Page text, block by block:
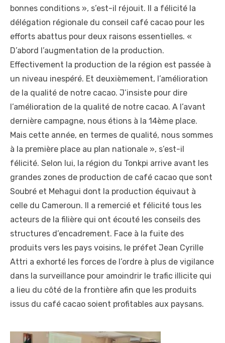
bonnes conditions », s’est-il réjouit. Il a félicité la
délégation régionale du conseil café cacao pour les
efforts abattus pour deux raisons essentielles. «
D’abord l’augmentation de la production.
Effectivement la production de la région est passée à
un niveau inespéré. Et deuxièmement, l’amélioration
de la qualité de notre cacao. J’insiste pour dire
l’amélioration de la qualité de notre cacao. A l’avant
dernière campagne, nous étions à la 14ème place.
Mais cette année, en termes de qualité, nous sommes
à la première place au plan nationale », s’est-il
félicité. Selon lui, la région du Tonkpi arrive avant les
grandes zones de production de café cacao que sont
Soubré et Mehagui dont la production équivaut à
celle du Cameroun. Il a remercié et félicité tous les
acteurs de la filière qui ont écouté les conseils des
structures d’encadrement. Face à la fuite des
produits vers les pays voisins, le préfet Jean Cyrille
Attri a exhorté les forces de l’ordre à plus de vigilance
dans la surveillance pour amoindrir le trafic illicite qui
a lieu du côté de la frontière afin que les produits
issus du café cacao soient profitables aux paysans.